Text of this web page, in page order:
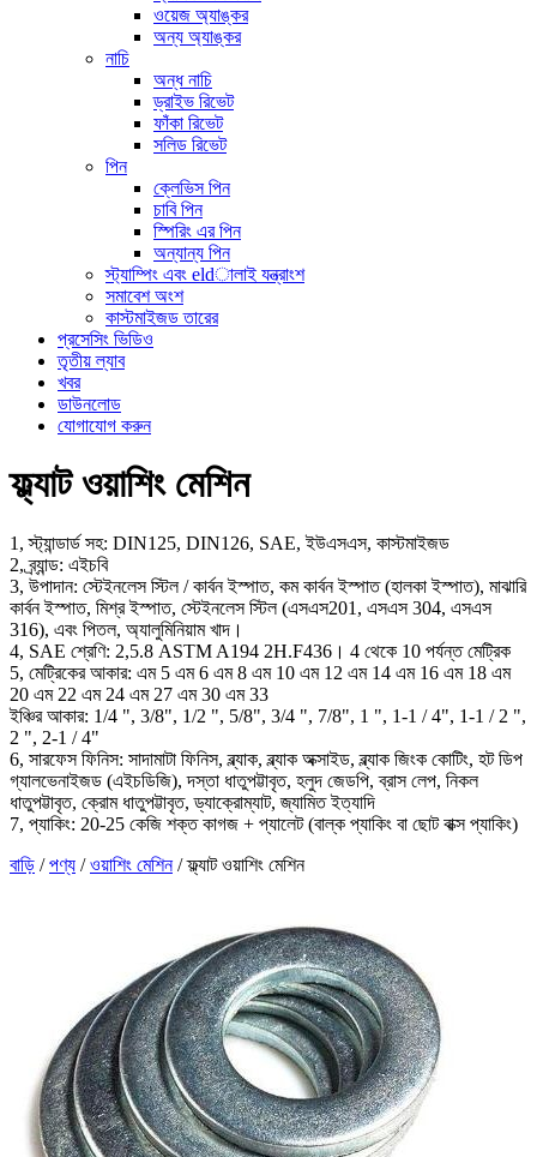
ওয়েজ অ্যাঙ্কর
অন্য অ্যাঙ্কর
নাচি
অন্ধ নাচি
ড্রাইভ রিভেট
ফাঁকা রিভেট
সলিড রিভেট
পিন
ক্লেভিস পিন
চাবি পিন
স্পিরিং এর পিন
অন্যান্য পিন
স্ট্যাম্পিং এবং eldালাই যন্ত্রাংশ
সমাবেশ অংশ
কাস্টমাইজড তারের
প্রসেসিং ভিডিও
তৃতীয় ল্যাব
খবর
ডাউনলোড
যোগাযোগ করুন
ফ্ল্যাট ওয়াশিং মেশিন
1, স্ট্যান্ডার্ড সহ: DIN125, DIN126, SAE, ইউএসএস, কাস্টমাইজড
2, ব্র্যান্ড: এইচবি
3, উপাদান: স্টেইনলেস স্টিল / কার্বন ইস্পাত, কম কার্বন ইস্পাত (হালকা ইস্পাত), মাঝারি
কার্বন ইস্পাত, মিশ্র ইস্পাত, স্টেইনলেস স্টিল (এসএস201, এসএস 304, এসএস
316), এবং পিতল, অ্যালুমিনিয়াম খাদ।
4, SAE শ্রেণি: 2,5.8 ASTM A194 2H.F436। 4 থেকে 10 পর্যন্ত মেট্রিক
5, মেট্রিকের আকার: এম 5 এম 6 এম 8 এম 10 এম 12 এম 14 এম 16 এম 18 এম
20 এম 22 এম 24 এম 27 এম 30 এম 33
ইঞ্চির আকার: 1/4 ", 3/8", 1/2 ", 5/8", 3/4 ", 7/8", 1 ", 1-1 / 4", 1-1 / 2 ",
2 ", 2-1 / 4"
6, সারফেস ফিনিস: সাদামাটা ফিনিস, ব্ল্যাক, ব্ল্যাক অক্সাইড, ব্ল্যাক জিংক কোটিং, হট ডিপ
গ্যালভেনাইজড (এইচডিজি), দস্তা ধাতুপট্টাবৃত, হলুদ জেডপি, ব্রাস লেপ, নিকল
ধাতুপট্টাবৃত, ক্রোম ধাতুপট্টাবৃত, ড্যাক্রোম্যাট, জ্যামিত ইত্যাদি
7, প্যাকিং: 20-25 কেজি শক্ত কাগজ + প্যালেট (বাল্ক প্যাকিং বা ছোট বাক্স প্যাকিং)
বাড়ি /পণ্য /ওয়াশিং মেশিন/ফ্ল্যাট ওয়াশিং মেশিন